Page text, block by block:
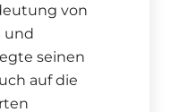
von
und
seinen
auf die